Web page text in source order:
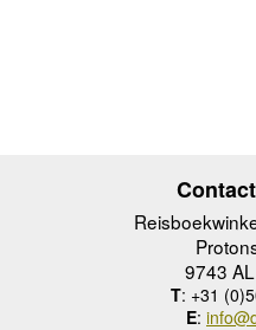
9743
T: +31
E: